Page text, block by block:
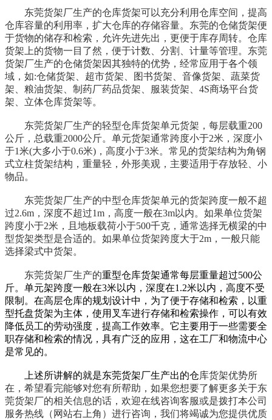
东莞货架厂生产的仓库货架可以充分利用仓库空间，提高
仓库容量的利用率，扩大仓库的存储容量。东莞的仓储货架便
于货物的储存和检索，允许先进先出，更便于库存周转。仓库
货架上的货物一目了然，便于计数、分割、计量等管理。东莞
货架厂生产的仓储货架因其独特的优势，经常应用于各个领
域，如:仓储货架、超市货架、图书货架、音像货架、蔬菜货
架、粮油货架、制药厂药品货架、服装货架、4S商场平台货
架、立体仓库货架等。
东莞货架厂生产的轻型仓库货架单元货架，每层载重200
公斤，总载重2000公斤。单元货架通常跨度小于2米，深度小
于1米(大多小于0.6米)，高度小于3米。常见的货架结构为角钢
式立柱货架结构，重量轻，外形美观，主要适用于存放轻、小
物品。
东莞货架厂生产的中型仓库货架单元的货架跨度一般不超
过2.6m，深度不超过1m，高度一般在3m以内。如果单位货架
跨度小于2米，且地板载荷小于500千克，通常选择无横梁的中
型货架类型是合适的。如果单位货架跨度大于2m，一般只能
选择梁式中货架。
东莞货架厂生产的重型仓库货架通常每层重量超过500公
斤。单元架跨度一般在3米以内，深度在1.2米以内，高度不受
限制。在高层仓库的规划设计中，为了便于存储和检索，以重
型托盘货架为主体，使用叉车进行存储和检索操作，可以有效
降低员工的劳动强度，提高工作效率。它主要用于一些需要全
职存储和检索的情况，具有广泛的应用，这在工厂和物流中心
是常见的。
上述所讲解的就是东莞货架厂生产出的仓库货架优势所
在，希望看完能够对您有所帮助，如果您想要了解更多关于东
莞货架厂的相关信息的话，欢迎在线咨询客服或是拨打本公司
服务热线（网站右上角）进行咨询，我们将竭诚为您提供优质